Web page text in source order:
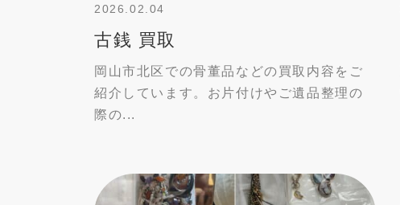
2026.02.04
古銭 買取
岡山市北区での骨董品などの買取内容をご
紹介しています。お片付けやご遺品整理の
際の...